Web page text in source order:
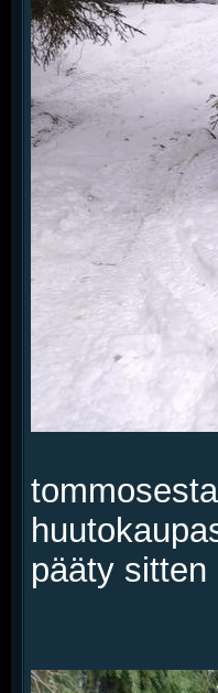
pääty sitten